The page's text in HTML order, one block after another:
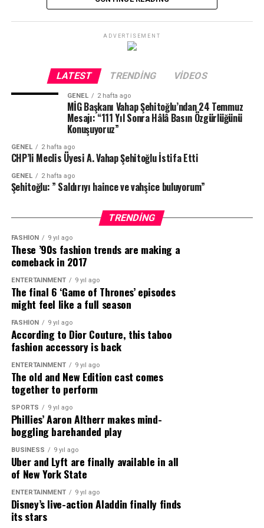
olmadığını ifade eden Şehitoğlu, günümüzde basın
özgürlüğünü güçlendirecek uygulamaların hayata
geçirilmesi gerektiğini söyledi.
yargılanmadığı, baskıya uğramadığı ve özgürce görev
yapabildiği bir Türkiye’dir.” ifadeleriyle mesajını
“Telefonumu zorla aldılar, görüntü çekmem engellendi”
Parti Grup Sözcüsü’nün üzerine yürümesiyle başlayan
gerginliği görüntülemek isterken DEM Parti Meclis Üyesi
Sibel Talmaç’ın telefonunu elinden zorla aldığını ve
haber görüntüsü çekmesini engellediğini iddia etti.
Şehitoğlu, olay sırasında DEM Parti Meclis Üyeleri Hıdır
Berk ve Yakup Bozon ile DEM Parti Belediye Başkan
Yardımcısı ve Meclis Üyesi Erdoğan Ay’ın bulunduğunu
belirterek, Erdoğan Ay’ın “Hepiniz saldırın” diye
bağırmasının ardından tanımadığı üç kişinin de saldırıya
katıldığını öne sürdü.
“Meclis salonundan zorla çıkarıldım”
Şehitoğlu, meclis üyelerinin bulunduğu alandan
tanımadığı kişiler tarafından zorla çıkarıldığını, bina
Olay sırasında belediyenin bazı müdürleri ile
personelinin yaşananlara tanıklık ettiğini belirten
Şehitoğlu, belediye bahçesini gören güvenlik kamerası
kayıtlarının ise savcılığa verilmediğini iddia etti.
“Görüntüleri izleyince saldırının boyutunu daha iyi
gördüm”
Gazetecilik mesleği boyunca birçok saldırıya maruz
kaldığını, bu nedenle çoğu zaman olayları büyütmediğini
ADVERTISEMENT
LATEST TRENDING VIDEOS
GENEL 2 hafta ago
MİG Başkanı Vahap Şehitoğlu’ndan 24 Temmuz
Mesajı: “111 Yıl Sonra Hâlâ Basın Özgürlüğünü
Konuşuyoruz”
GENEL 2 hafta ago
CHP’li Meclis Üyesi A. Vahap Şehitoğlu İstifa Etti
GENEL 2 hafta ago
Şehitoğlu: ” Saldırıyı haince ve vahşice buluyorum”
TRENDING
FASHION 9 yıl ago
These ’90s fashion trends are making a
comeback in 2017
ENTERTAINMENT 9 yıl ago
The final 6 ‘Game of Thrones’ episodes
might feel like a full season
FASHION 9 yıl ago
According to Dior Couture, this taboo
fashion accessory is back
ENTERTAINMENT 9 yıl ago
The old and New Edition cast comes
together to perform
SPORTS 9 yıl ago
Phillies’ Aaron Altherr makes mind-
boggling barehanded play
BUSINESS 9 yıl ago
Uber and Lyft are finally available in all
of New York State
ENTERTAINMENT 9 yıl ago
Disney’s live-action Aladdin finally finds
its stars